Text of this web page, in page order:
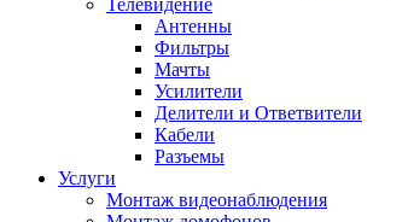
Телевидение
Антенны
Фильтры
Мачты
Усилители
Делители и Ответвители
Кабели
Разъемы
Услуги
Монтаж видеонаблюдения